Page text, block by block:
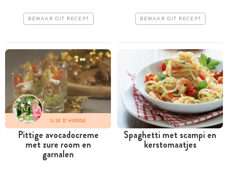
BEWAAR DIT RECEPT BEWAAR DIT RECEPT
ILSE D'HOOGE
Pittige avocadocreme
met zure room en
garnalen
Spaghetti met scampi en
kerstomaatjes